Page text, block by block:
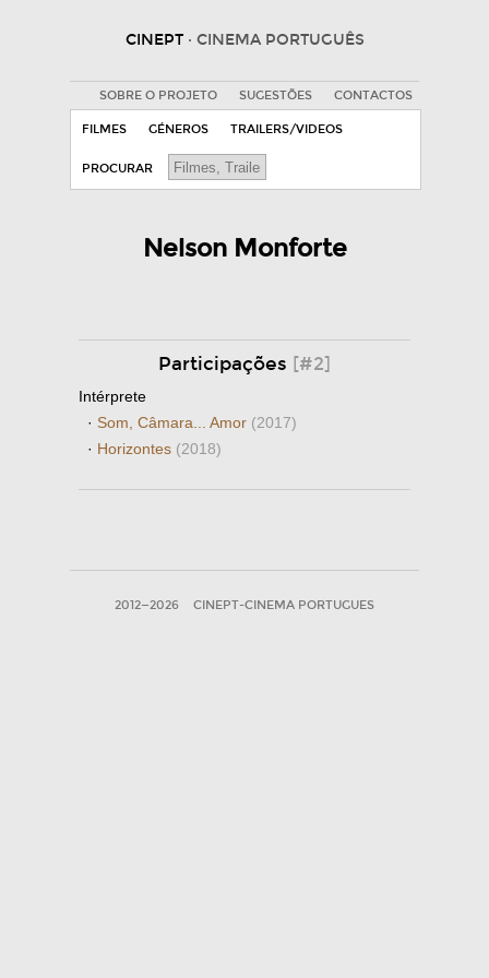
CINEPT · CINEMA PORTUGUÊS
SOBRE O PROJETO SUGESTÕES CONTACTOS
FILMES GÉNEROS TRAILERS/VIDEOS
PROCURAR
Nelson Monforte
Participações [#2]
Intérprete
· Som, Câmara... Amor (2017)
· Horizontes (2018)
2012—2026 CINEPT-CINEMA PORTUGUES